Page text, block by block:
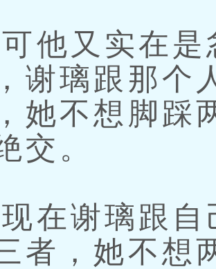
他又实在是
谢璃跟那个
她不想脚踩
交。
在谢璃跟自
者，她不想